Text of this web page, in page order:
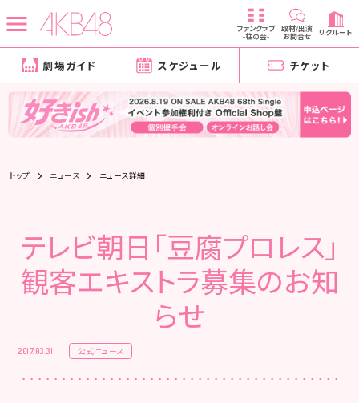
ファンクラブ
-柱の会-
取材/出演
お問合せ リクルート
劇場ガイド スケジュール チケット
トップ ニュース ニュース詳細
テレビ朝日「豆腐プロレス」
観客エキストラ募集のお知
らせ
2017.03.31 公式ニュース